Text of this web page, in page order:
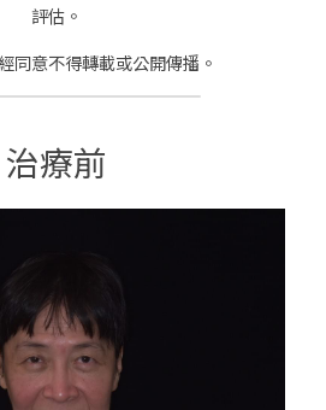
評估。
同意不得轉載或公開傳播。
治療前